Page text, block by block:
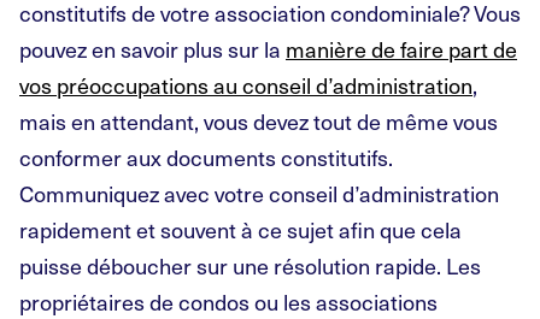
constitutifs de votre association condominiale? Vous
pouvez en savoir plus sur la manière de faire part de
vos préoccupations au conseil d’administration,
mais en attendant, vous devez tout de même vous
conformer aux documents constitutifs.
Communiquez avec votre conseil d’administration
rapidement et souvent à ce sujet afin que cela
puisse déboucher sur une résolution rapide. Les
propriétaires de condos ou les associations